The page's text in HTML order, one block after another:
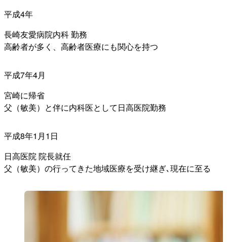
平成4年
長崎友愛病院内科 勤務
高齢者が多く、高齢者医療にも関心を持つ
平成7年4月
宮崎に帰省
父（敏美）と伴に内科医として日高医院勤務
平成8年1月1日
日高医院 院長就任
父（敏美）の行ってきた地域医療を受け継ぎ､現在に至る